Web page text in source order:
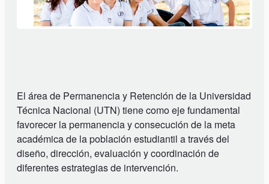
El área de Permanencia y Retención de la Universidad
Técnica Nacional (UTN) tiene como eje fundamental
favorecer la permanencia y consecución de la meta
académica de la población estudiantil a través del
diseño, dirección, evaluación y coordinación de
diferentes estrategias de intervención.